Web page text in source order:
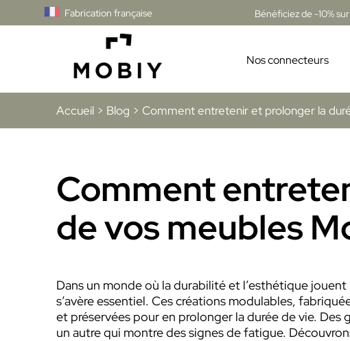
Fabrication française Bénéficiez de -10%
Nos connecteurs
Accueil > Blog > Comment entretenir et prolonger la
Comment
de vos meubles
Dans un monde où la durabilité et l’esthétique
s’avère essentiel. Ces créations modulables,
et préservées pour en prolonger la durée de vie.
un autre qui montre des signes de fatigue.